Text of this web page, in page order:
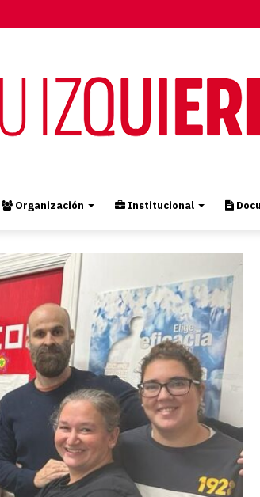
Organización Institucional